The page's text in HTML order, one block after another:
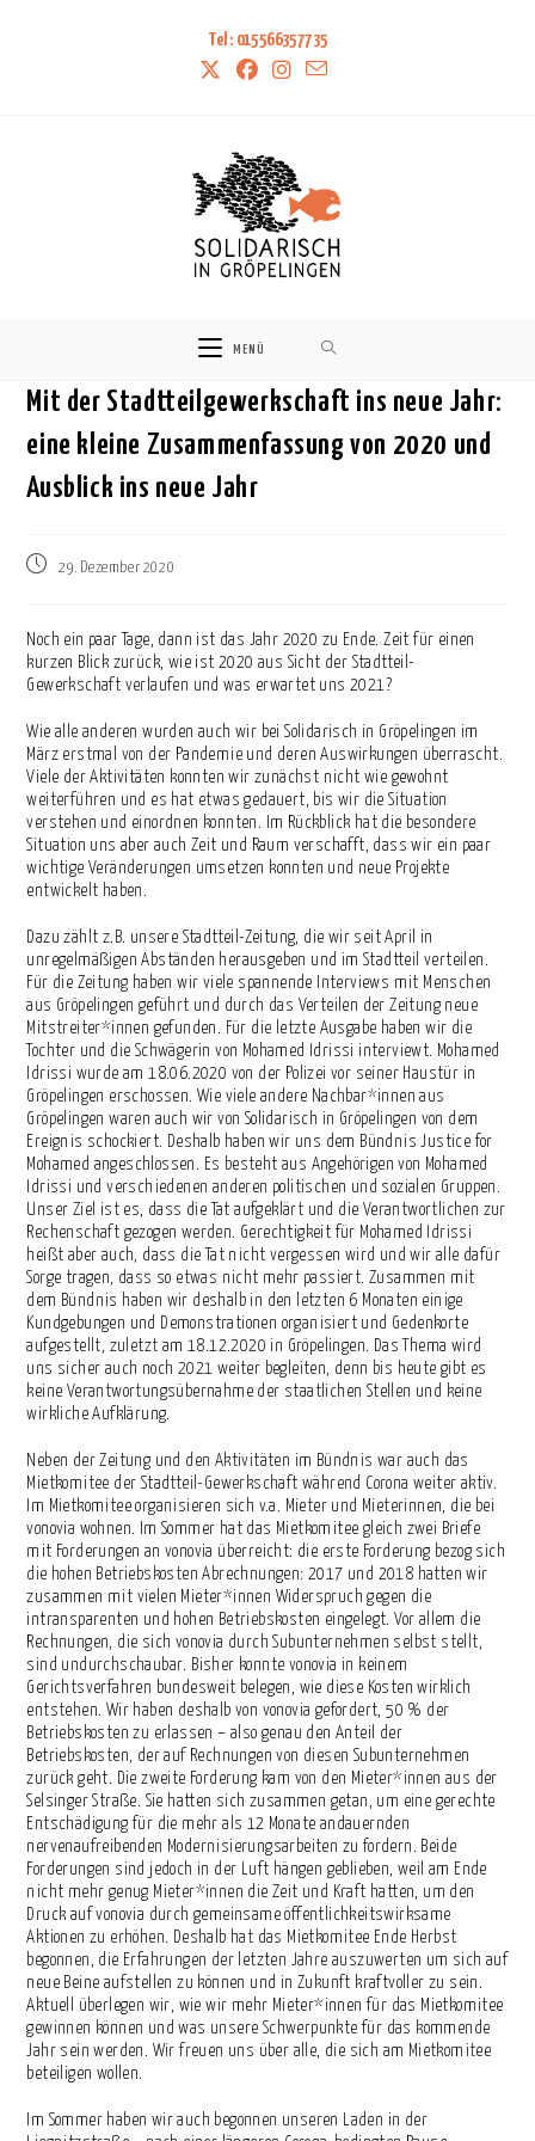
Tel: 015566357735
MENÜ
Mit der Stadtteilgewerkschaft ins neue Jahr:
eine kleine Zusammenfassung von 2020 und
Ausblick ins neue Jahr
Beitrag29. Dezember 2020
Noch ein paar Tage, dann ist das Jahr 2020 zu Ende. Zeit für einen
kurzen Blick zurück, wie ist 2020 aus Sicht der Stadtteil-
Gewerkschaft verlaufen und was erwartet uns 2021?
Wie alle anderen wurden auch wir bei Solidarisch in Gröpelingen im
März erstmal von der Pandemie und deren Auswirkungen überrascht.
Viele der Aktivitäten konnten wir zunächst nicht wie gewohnt
weiterführen und es hat etwas gedauert, bis wir die Situation
verstehen und einordnen konnten. Im Rückblick hat die besondere
Situation uns aber auch Zeit und Raum verschafft, dass wir ein paar
wichtige Veränderungen umsetzen konnten und neue Projekte
entwickelt haben.
Dazu zählt z.B. unsere Stadtteil-Zeitung, die wir seit April in
unregelmäßigen Abständen herausgeben und im Stadtteil verteilen.
Für die Zeitung haben wir viele spannende Interviews mit Menschen
aus Gröpelingen geführt und durch das Verteilen der Zeitung neue
Mitstreiter*innen gefunden. Für die letzte Ausgabe haben wir die
Tochter und die Schwägerin von Mohamed Idrissi interviewt. Mohamed
Idrissi wurde am 18.06.2020 von der Polizei vor seiner Haustür in
Gröpelingen erschossen. Wie viele andere Nachbar*innen aus
Gröpelingen waren auch wir von Solidarisch in Gröpelingen von dem
Ereignis schockiert. Deshalb haben wir uns dem Bündnis Justice for
Mohamed angeschlossen. Es besteht aus Angehörigen von Mohamed
Idrissi und verschiedenen anderen politischen und sozialen Gruppen.
Unser Ziel ist es, dass die Tat aufgeklärt und die Verantwortlichen zur
Rechenschaft gezogen werden. Gerechtigkeit für Mohamed Idrissi
heißt aber auch, dass die Tat nicht vergessen wird und wir alle dafür
Sorge tragen, dass so etwas nicht mehr passiert. Zusammen mit
dem Bündnis haben wir deshalb in den letzten 6 Monaten einige
Kundgebungen und Demonstrationen organisiert und Gedenkorte
aufgestellt, zuletzt am 18.12.2020 in Gröpelingen. Das Thema wird
uns sicher auch noch 2021 weiter begleiten, denn bis heute gibt es
keine Verantwortungsübernahme der staatlichen Stellen und keine
wirkliche Aufklärung.
Neben der Zeitung und den Aktivitäten im Bündnis war auch das
Mietkomitee der Stadtteil-Gewerkschaft während Corona weiter aktiv.
Im Mietkomitee organisieren sich v.a. Mieter und Mieterinnen, die bei
vonovia wohnen. Im Sommer hat das Mietkomitee gleich zwei Briefe
mit Forderungen an vonovia überreicht: die erste Forderung bezog sich
die hohen Betriebskosten Abrechnungen: 2017 und 2018 hatten wir
zusammen mit vielen Mieter*innen Widerspruch gegen die
intransparenten und hohen Betriebskosten eingelegt. Vor allem die
Rechnungen, die sich vonovia durch Subunternehmen selbst stellt,
sind undurchschaubar. Bisher konnte vonovia in keinem
Gerichtsverfahren bundesweit belegen, wie diese Kosten wirklich
entstehen. Wir haben deshalb von vonovia gefordert, 50 % der
Betriebskosten zu erlassen – also genau den Anteil der
Betriebskosten, der auf Rechnungen von diesen Subunternehmen
zurück geht. Die zweite Forderung kam von den Mieter*innen aus der
Selsinger Straße. Sie hatten sich zusammen getan, um eine gerechte
Entschädigung für die mehr als 12 Monate andauernden
nervenaufreibenden Modernisierungsarbeiten zu fordern. Beide
Forderungen sind jedoch in der Luft hängen geblieben, weil am Ende
nicht mehr genug Mieter*innen die Zeit und Kraft hatten, um den
Druck auf vonovia durch gemeinsame öffentlichkeitswirksame
Aktionen zu erhöhen. Deshalb hat das Mietkomitee Ende Herbst
begonnen, die Erfahrungen der letzten Jahre auszuwerten um sich auf
neue Beine aufstellen zu können und in Zukunft kraftvoller zu sein.
Aktuell überlegen wir, wie wir mehr Mieter*innen für das Mietkomitee
gewinnen können und was unsere Schwerpunkte für das kommende
Jahr sein werden. Wir freuen uns über alle, die sich am Mietkomitee
beteiligen wollen.
Im Sommer haben wir auch begonnen unseren Laden in der